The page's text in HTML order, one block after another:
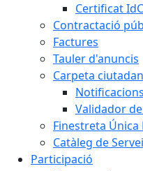
Certificat
Contractació
Factures
Tauler d'anuncis
Carpeta
Validador
Finestreta Única
Catàleg de
Participació